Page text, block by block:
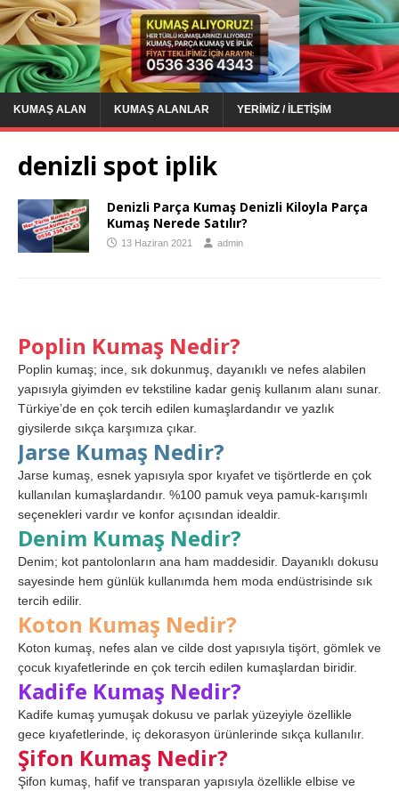
KUMAŞ ALAN KUMAŞ ALANLAR YERIMIZ / İLETIŞIM
denizli spot iplik
Denizli Parça Kumaş Denizli Kiloyla Parça
Kumaş Nerede Satılır?
13 Haziran 2021 admin
Poplin Kumaş Nedir?
Poplin kumaş; ince, sık dokunmuş, dayanıklı ve nefes alabilen
yapısıyla giyimden ev tekstiline kadar geniş kullanım alanı sunar.
Türkiye’de en çok tercih edilen kumaşlardandır ve yazlık
giysilerde sıkça karşımıza çıkar.
Jarse Kumaş Nedir?
Jarse kumaş, esnek yapısıyla spor kıyafet ve tişörtlerde en çok
kullanılan kumaşlardandır. %100 pamuk veya pamuk-karışımlı
seçenekleri vardır ve konfor açısından idealdir.
Denim Kumaş Nedir?
Denim; kot pantolonların ana ham maddesidir. Dayanıklı dokusu
sayesinde hem günlük kullanımda hem moda endüstrisinde sık
tercih edilir.
Koton Kumaş Nedir?
Koton kumaş, nefes alan ve cilde dost yapısıyla tişört, gömlek ve
çocuk kıyafetlerinde en çok tercih edilen kumaşlardan biridir.
Kadife Kumaş Nedir?
Kadife kumaş yumuşak dokusu ve parlak yüzeyiyle özellikle
gece kıyafetlerinde, iç dekorasyon ürünlerinde sıkça kullanılır.
Şifon Kumaş Nedir?
Şifon kumaş, hafif ve transparan yapısıyla özellikle elbise ve